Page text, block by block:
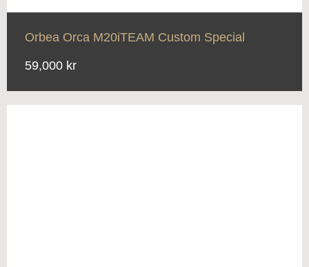
Orbea Orca M20iTEAM Custom Special
59,000 kr